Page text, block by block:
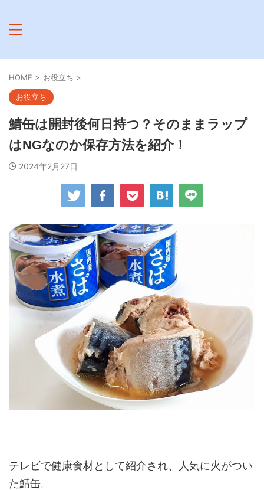
HOME > お役立ち >
お役立ち
鯖缶は開封後何日持つ？そのままラップ
はNGなのか保存方法を紹介！
2024年2月27日
テレビで健康食材として紹介され、人気に火がつい
た鯖缶。